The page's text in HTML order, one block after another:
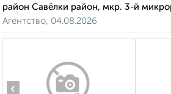
район Савёлки район, мкр. 3-й
Агентство, 04.08.2026
‹